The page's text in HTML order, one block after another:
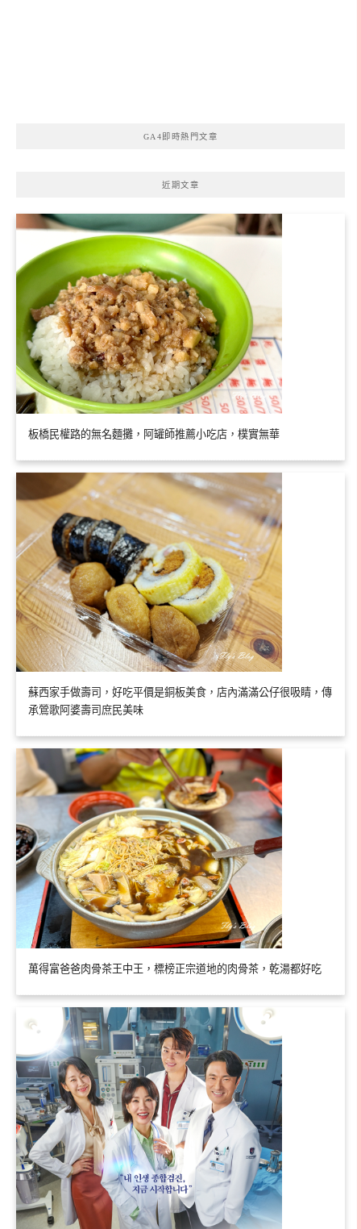
GA4即時熱門文章
近期文章
板橋民權路的無名麵攤，阿罐師推薦小吃店，樸實無華
蘇西家手做壽司，好吃平價是銅板美食，店內滿滿公仔很吸睛，傳
承鶯歌阿婆壽司庶民美味
萬得富爸爸肉骨茶王中王，標榜正宗道地的肉骨茶，乾湯都好吃